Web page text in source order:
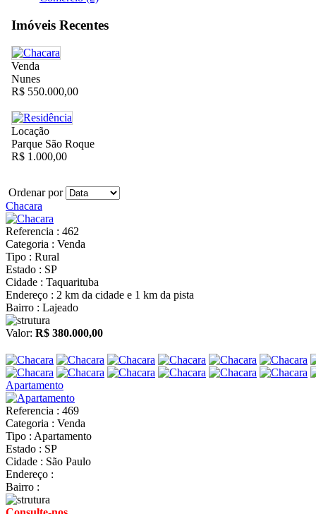
Imóveis Recentes
Venda
Nunes
R$ 550.000,00
Locação
Parque São Roque
R$ 1.000,00
Ordenar por
Chacara
Referencia : 462
Categoria : Venda
Tipo : Rural
Estado : SP
Cidade : Taquarituba
Endereço : 2 km da cidade e 1 km da pista
Bairro : Lajeado
Valor: R$ 380.000,00
Apartamento
Referencia : 469
Categoria : Venda
Tipo : Apartamento
Estado : SP
Cidade : São Paulo
Endereço :
Bairro :